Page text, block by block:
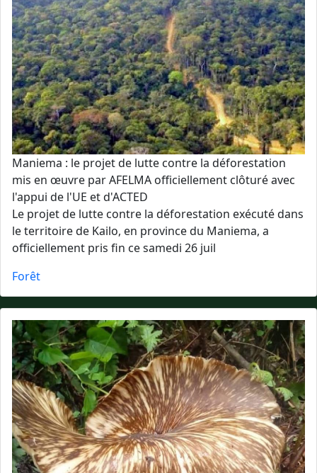
Maniema : le projet de lutte contre la déforestation
mis en œuvre par AFELMA officiellement clôturé avec
l'appui de l'UE et d'ACTED
Le projet de lutte contre la déforestation exécuté dans
le territoire de Kailo, en province du Maniema, a
officiellement pris fin ce samedi 26 juil
Forêt